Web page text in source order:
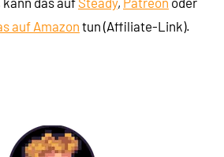
auf Amazon tun (Affiliate-Link).